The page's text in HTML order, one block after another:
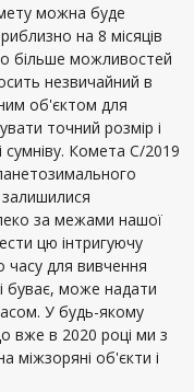
можна буде
на 8 місяців
більше можливостей
незвичайний в
об'єктом для
точний розмір і
сумніву. Комета C/2019
за межами нашої
цю інтригуючу
часу для вивчення
буває, може надати
У будь-якому
вже в 2020 році ми з
об'єкти і